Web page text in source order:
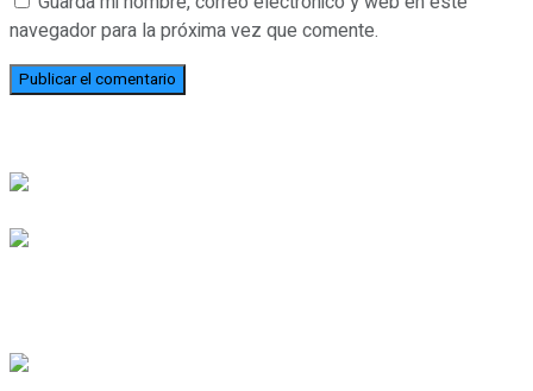
navegador para la próxima vez que comente.